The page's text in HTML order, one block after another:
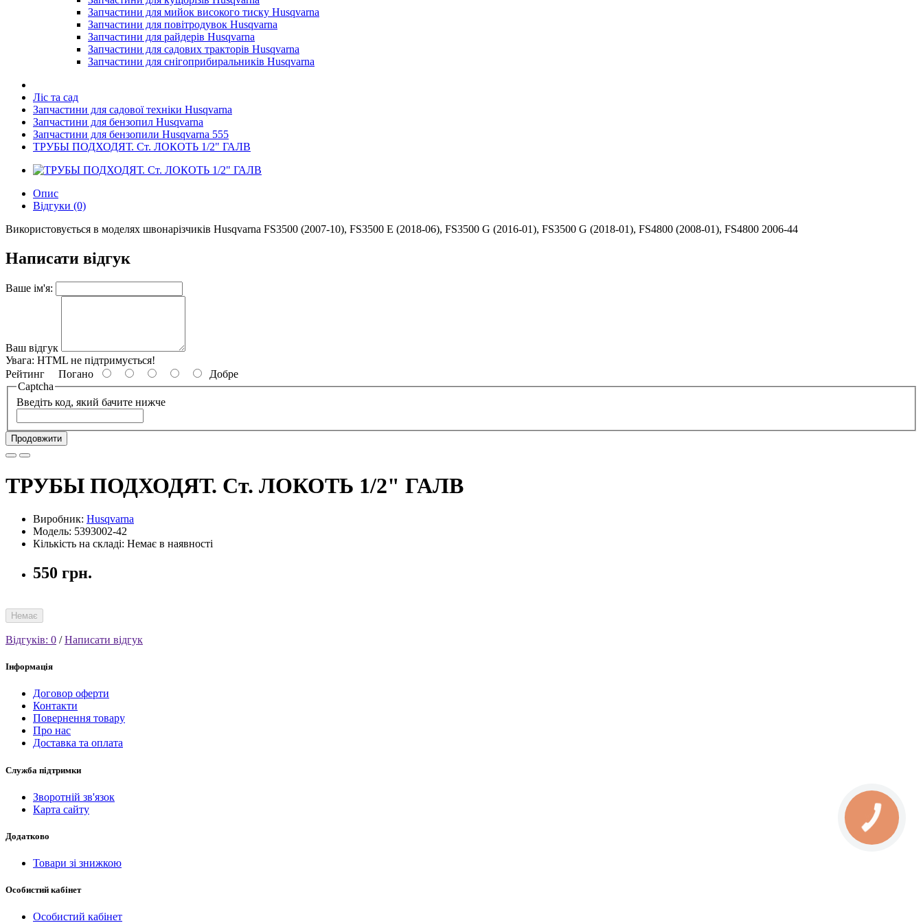
Запчастини для мийок високого тиску Husqvarna
Запчастини для повітродувок Husqvarna
Запчастини для райдерів Husqvarna
Запчастини для садових тракторів Husqvarna
Запчастини для снігоприбиральників Husqvarna
Ліс та сад
Запчастини для садової техніки Husqvarna
Запчастини для бензопил Husqvarna
Запчастини для бензопили Husqvarna 555
ТРУБЫ ПОДХОДЯТ. Ст. ЛОКОТЬ 1/2" ГАЛВ
Опис
Відгуки (0)
Використовується в моделях швонарізчиків Husqvarna FS3500 (2007-10), FS3500 E (2018-06), FS3500 G (2016-01), FS3500 G (2018-01), FS4800 (2008-01), FS4800 2006-44
Написати відгук
Ваше ім'я:
Ваш відгук
Увага: HTML не підтримується!
Рейтинг Погано
Добре
Captcha
Введіть код, який бачите нижче
Продовжити
ТРУБЫ ПОДХОДЯТ. Ст. ЛОКОТЬ 1/2" ГАЛВ
Виробник: Husqvarna
Модель: 5393002-42
Кількість на складі: Немає в наявності
550 грн.
Немає
Відгуків: 0 /Написати відгук
Інформація
Договор оферти
Контакти
Повернення товару
Про нас
Доставка та оплата
Служба підтримки
Зворотній зв'язок
Карта сайту
Додатково
Товари зі знижкою
Особистий кабінет
Особистий кабінет